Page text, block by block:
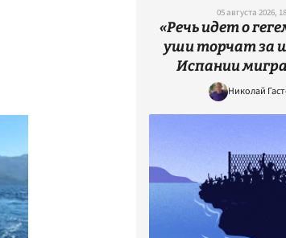
05 августа 2026,
«Речь идет о
уши торчат за
Испании
Николай